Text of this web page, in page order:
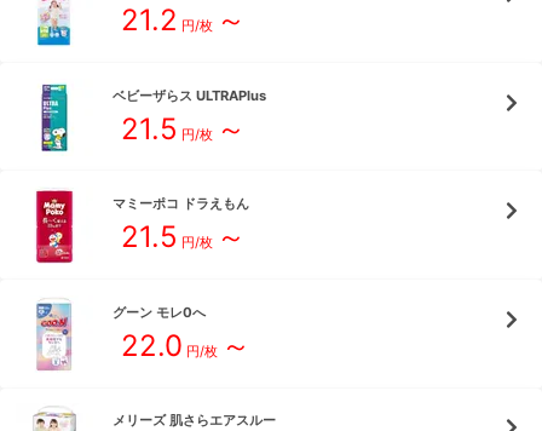
21.2 円/枚 ～
ベビーザらス ULTRAPlus
21.5 円/枚 ～
マミーポコ ドラえもん
21.5 円/枚 ～
グーン モレ0へ
22.0 円/枚 ～
メリーズ 肌さらエアスルー